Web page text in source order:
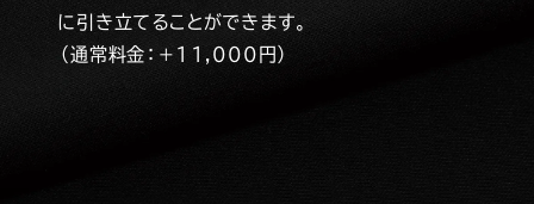
に引き立てることができます。
（通常料金：+11,000円）